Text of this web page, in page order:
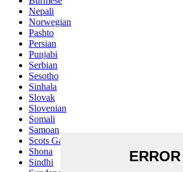
Nepali
Norwegian
Pashto
Persian
Punjabi
Serbian
Sesotho
Sinhala
Slovak
Slovenian
Somali
Samoan
Scots Gaelic
Shona
Sindhi